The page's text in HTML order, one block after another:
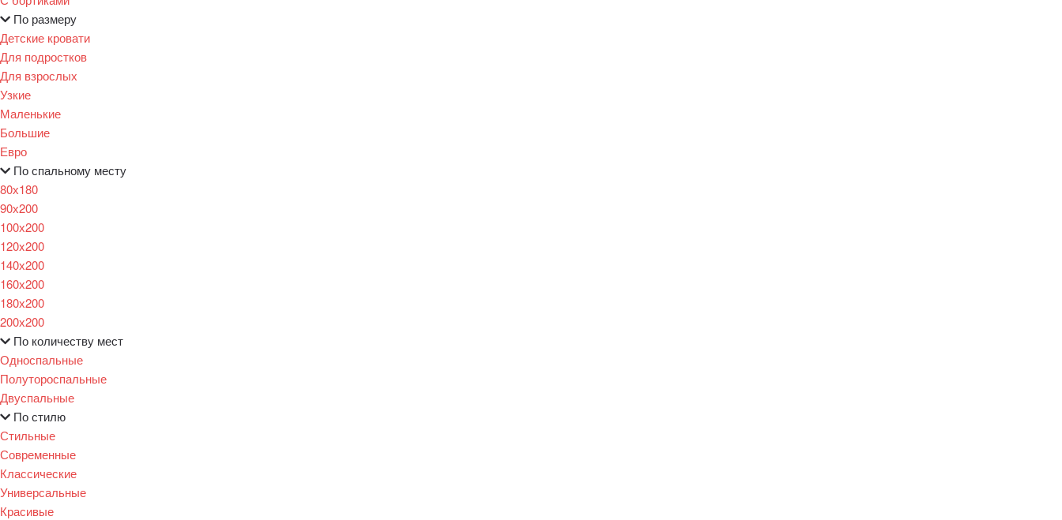
По размеру
Детские кровати
Для подростков
Для взрослых
Узкие
Маленькие
Большие
Евро
По спальному месту
80х180
90х200
100х200
120x200
140х200
160х200
180х200
200х200
По количеству мест
Односпальные
Полутороспальные
Двуспальные
По стилю
Стильные
Современные
Классические
Универсальные
Красивые